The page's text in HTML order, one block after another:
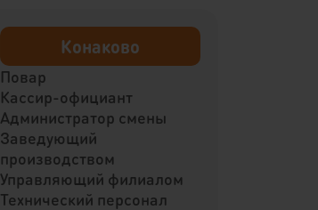
Конаково
Повар
Кассир-официант
Администратор смены
Заведующий
производством
Управляющий филиалом
Технический персонал